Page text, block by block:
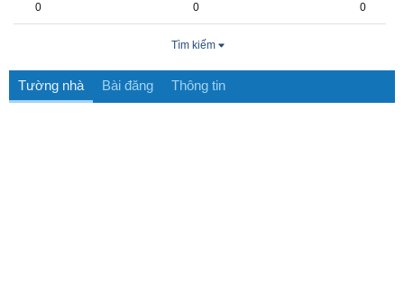
0 0 0
Tìm kiếm
Tường nhà Bài đăng Thông tin